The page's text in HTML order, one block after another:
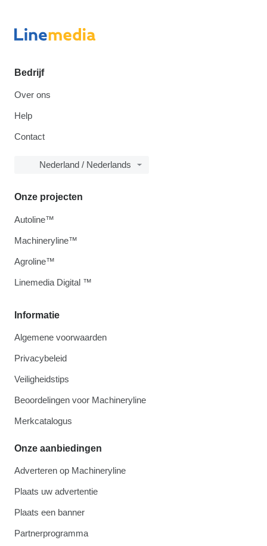
Bedrijf
Over ons
Help
Contact
Nederland / Nederlands
Informatie
Algemene voorwaarden
Privacybeleid
Veiligheidstips
Beoordelingen voor Machineryline
Merkcatalogus
Onze aanbiedingen
Adverteren op Machineryline
Plaats uw advertentie
Plaats een banner
Partnerprogramma
Onze projecten
Autoline™
Machineryline™
Agroline™
Linemedia Digital ™